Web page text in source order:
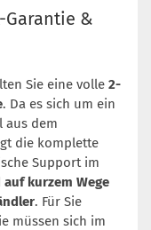
Garantie &
Sie eine volle 2-
. Da es sich um ein
aus dem
die komplette
Support im
kurzem Wege
. Für Sie
müssen sich im